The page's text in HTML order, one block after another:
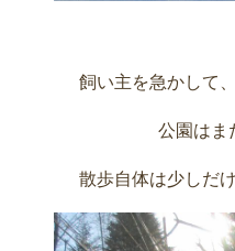
飼い主を急かして
公園はま
散歩自体は少しだ